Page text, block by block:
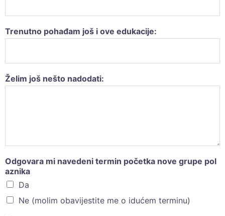
Trenutno pohađam još i ove edukacije:
Želim još nešto nadodati:
Odgovara mi navedeni termin početka nove grupe pol
aznika
Da
Ne (molim obavijestite me o idućem terminu)